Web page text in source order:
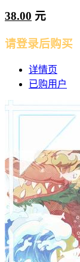
38.00 元
请登录后购买
详情页
已购用户